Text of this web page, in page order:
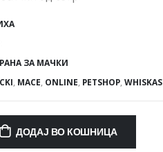
ЗА МАЧКИ
, MACE, ONLINE, PETSHOP, WHISKAS
ДОДАЈ ВО КОШНИЦА